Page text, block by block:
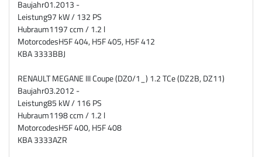
Baujahr01.2013 -
Leistung97 kW / 132 PS
Hubraum1197 ccm / 1.2 l
MotorcodesH5F 404, H5F 405, H5F 412
KBA3333BBJ
RENAULT MEGANE III Coupe (DZ0/1_) 1.2 TCe (DZ2B, DZ11)
Baujahr03.2012 -
Leistung85 kW / 116 PS
Hubraum1198 ccm / 1.2 l
MotorcodesH5F 400, H5F 408
KBA3333AZR